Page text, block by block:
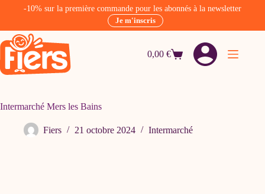
-10% sur la première commande pour les abonnés à la newsletter
Je m'inscris
Passer
au
contenu
Panier
0,00€
Intermarché Mers les Bains
Fiers 21 octobre 2024 Intermarché